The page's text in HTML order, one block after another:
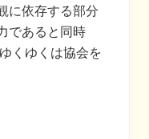
に依存する部分
であると同時
くゆくは協会を